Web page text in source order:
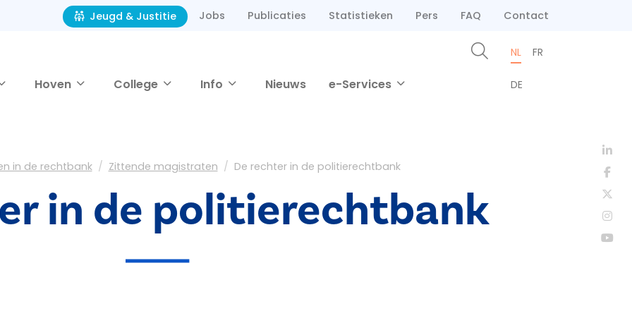
Jeugd & Justitie Jobs Publicaties Statistieken Pers FAQ Contact
Hoven College Info Nieuws e-Services
NL FR
DE
in de rechtbank Zittende magistraten De rechter in de politierechtbank
in de politierechtbank